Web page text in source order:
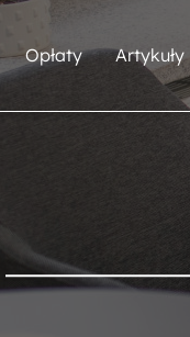
Opłaty Artykuły